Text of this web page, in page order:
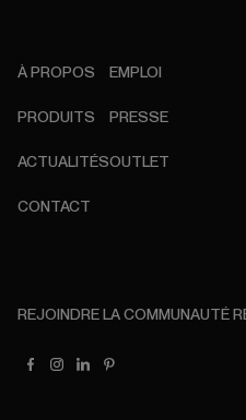
À PROPOS
PRODUITS
ACTUALITÉS
CONTACT
EMPLOI
PRESSE
OUTLET
REJOINDRE LA COMMUNAUTÉ